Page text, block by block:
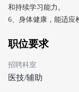
和持续学习能力。
6、身体健康，能适应
职位要求
招聘科室
医技/辅助